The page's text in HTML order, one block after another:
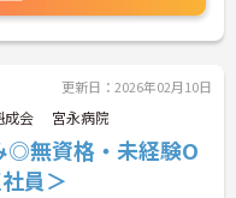
更新日：2026年02月10日
成会 宮永病院
◎無資格・未経験O
員＞